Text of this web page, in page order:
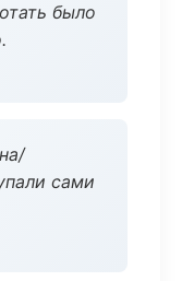
было
сами